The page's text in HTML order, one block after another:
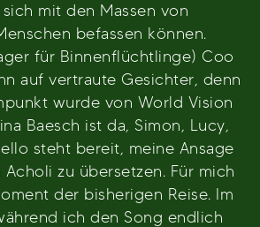
mit den Massen von
befassen können.
für Binnenflüchtlinge) Coo
auf vertraute Gesichter, denn
wurde von World Vision
Baesch ist da, Simon, Lucy,
steht bereit, meine Ansage
Acholi zu übersetzen. Für mich
der bisherigen Reise. Im
ich den Song endlich